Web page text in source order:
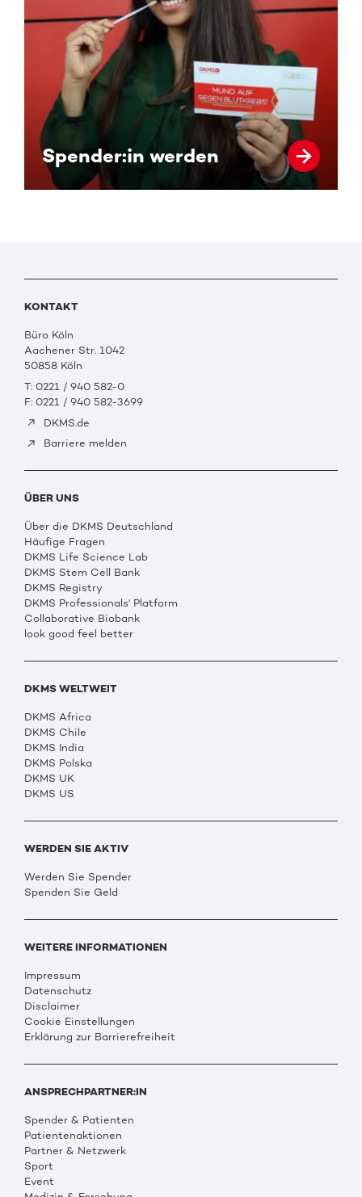
Spender:in werden
KONTAKT
Büro Köln
Aachener Str. 1042
50858 Köln
T: 0221 / 940 582-0
F: 0221 / 940 582-3699
DKMS.de
Barriere melden
ÜBER UNS
Über die DKMS Deutschland
Häufige Fragen
DKMS Life Science Lab
DKMS Stem Cell Bank
DKMS Registry
DKMS Professionals' Platform
Collaborative Biobank
look good feel better
DKMS WELTWEIT
DKMS Africa
DKMS Chile
DKMS India
DKMS Polska
DKMS UK
DKMS US
WERDEN SIE AKTIV
Werden Sie Spender
Spenden Sie Geld
WEITERE INFORMATIONEN
Impressum
Datenschutz
Disclaimer
Cookie Einstellungen
Erklärung zur Barrierefreiheit
ANSPRECHPARTNER:IN
Spender & Patienten
Patientenaktionen
Partner & Netzwerk
Sport
Event